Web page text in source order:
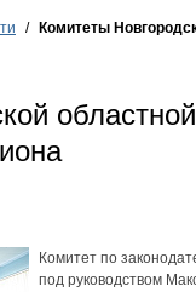
/
Комитеты
Комитет по
под руководством